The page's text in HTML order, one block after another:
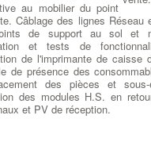
boîtier ne peut plus
trop fort, vous pouvez
liquide à SOISSONS.
sur
au mobilier du point
Câblage des lignes Réseau
de support au sol et
et tests de
de l'imprimante de caisse
de présence des
des pièces et sous-
des modules H.S. en
et PV de réception.